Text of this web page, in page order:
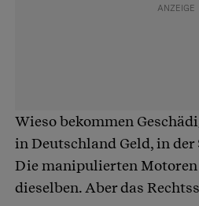
Wieso bekommen
in Deutschland Geld, in der
Die manipulierten
dieselben. Aber das